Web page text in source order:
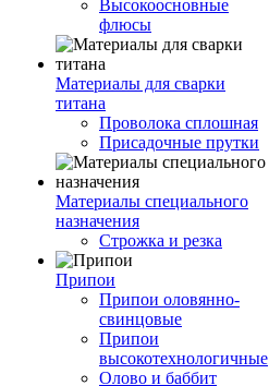
Высокоосновные
флюсы
Материалы для сварки
титана
Проволока сплошная
Присадочные прутки
Материалы специального
назначения
Строжка и резка
Припои
Припои оловянно-
свинцовые
Припои
высокотехнологичные
Олово и баббит